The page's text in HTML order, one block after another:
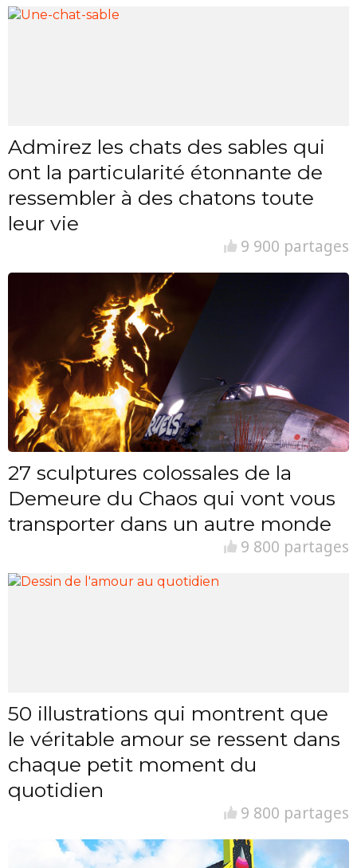
Admirez les chats des sables qui
ont la particularité étonnante de
ressembler à des chatons toute
leur vie
9 900 partages
27 sculptures colossales de la
Demeure du Chaos qui vont vous
transporter dans un autre monde
9 800 partages
50 illustrations qui montrent que
le véritable amour se ressent dans
chaque petit moment du
quotidien
9 800 partages